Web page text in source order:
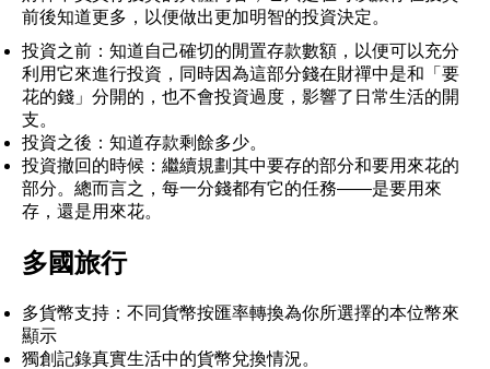
前後知道更多，以便做出更加明智的投資決定。
投資之前：知道自己確切的閒置存款數額，以便可以充分
利用它來進行投資，同時因為這部分錢在財禪中是和「要
花的錢」分開的，也不會投資過度，影響了日常生活的開
支。
投資之後：知道存款剩餘多少。
投資撤回的時候：繼續規劃其中要存的部分和要用來花的
部分。總而言之，每一分錢都有它的任務——是要用來
存，還是用來花。
多國旅行
多貨幣支持：不同貨幣按匯率轉換為你所選擇的本位幣來
顯示
獨創記錄真實生活中的貨幣兌換情況。